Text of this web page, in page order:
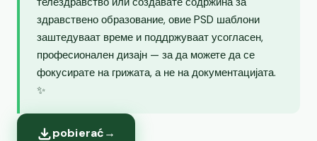
здравствено образование, овие PSD шаблони
заштедуваат време и поддржуваат усогласен,
професионален дизајн — за да можете да се
фокусирате на грижата, а не на документацијата.
✨
pobierać→